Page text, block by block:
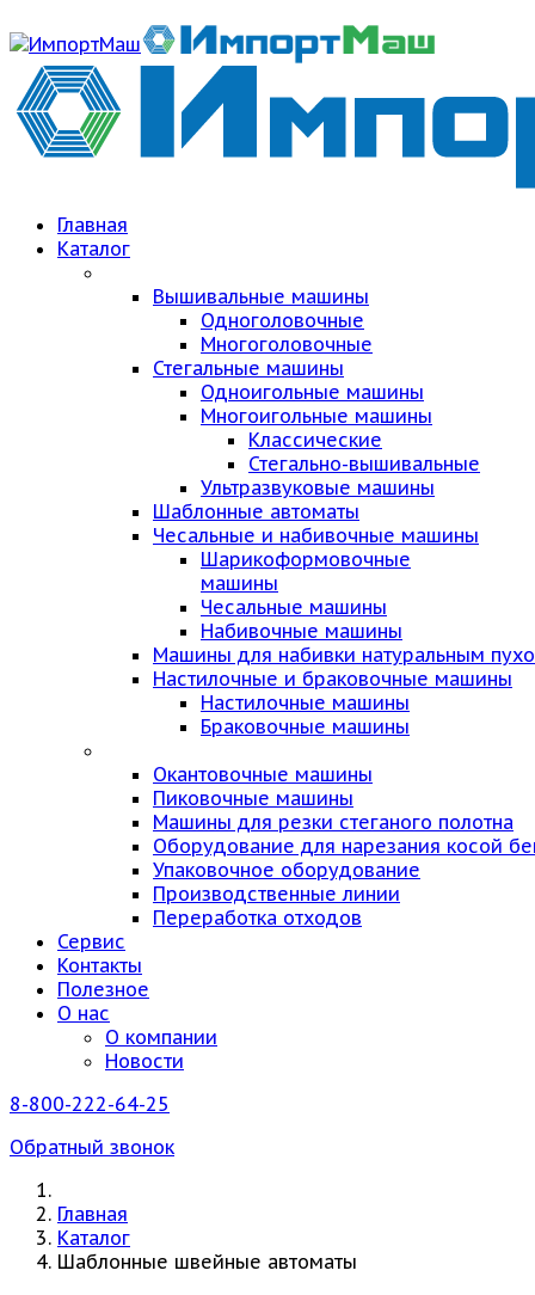
Главная
Каталог
Вышивальные машины
Одноголовочные
Многоголовочные
Стегальные машины
Одноигольные машины
Многоигольные машины
Классические
Стегально-вышивальные
Ультразвуковые машины
Шаблонные автоматы
Чесальные и набивочные машины
Шарикоформовочные
машины
Чесальные машины
Набивочные машины
Машины для набивки натуральным
Настилочные и браковочные машины
Настилочные машины
Браковочные машины
Окантовочные машины
Пиковочные машины
Машины для резки стеганого полотна
Оборудование для нарезания косой
Упаковочное оборудование
Производственные линии
Переработка отходов
Сервис
Контакты
Полезное
О нас
О компании
Новости
8-800-222-64-25
Обратный звонок
Главная
Каталог
Шаблонные швейные автоматы